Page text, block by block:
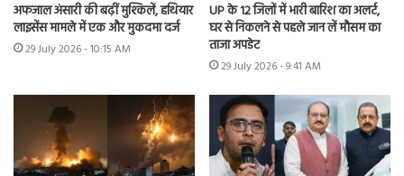
अफजाल अंसारी की बढ़ीं मुश्किलें, हथियार
लाइसेंस मामले में एक और मुकदमा दर्ज
29 July 2026 - 10:15 AM
UP के 12 जिलों में भारी बारिश का अलर्ट,
घर से निकलने से पहले जान लें मौसम का
ताजा अपडेट
29 July 2026 - 9:41 AM